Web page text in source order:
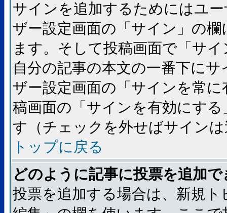
サインを追加するためにはユ
ザー設定画面の「サイン」の
ます。そして投稿画面で「サ
自分の記事の本文の一番下に
ザー設定画面の「サインを常
稿画面の「サインを有効にす
す（チェックを外せばサイン
トップに戻る
どのように記事に投票を追加
投票を追加する場合は、新規